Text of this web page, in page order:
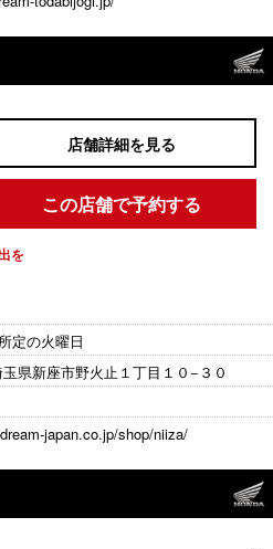
店舗詳細を見る
この店舗で予約する
を
定の火曜日
県新座市野火止１丁目１０−３０
japan.co.jp/shop/niiza/